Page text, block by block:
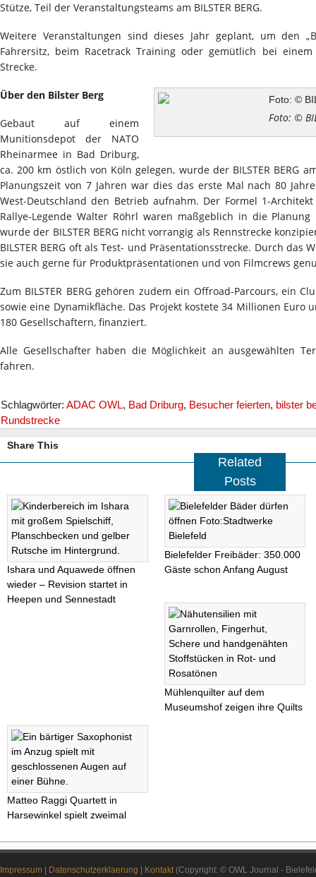
Stütze, Teil der Veranstaltungsteams am BILSTER BERG.
Weitere Veranstaltungen sind dieses Jahr geplant, um den
Fahrersitz, beim Racetrack Training oder gemütlich bei
Strecke.
Foto: ©
Über den Bilster Berg
Gebaut auf einem
Munitionsdepot der NATO
Rheinarmee in Bad Driburg,
ca. 200 km östlich von Köln gelegen, wurde der BILSTER BERG
Planungszeit von 7 Jahren war dies das erste Mal nach 80
West-Deutschland den Betrieb aufnahm. Der Formel 1-
Rallye-Legende Walter Röhrl waren maßgeblich in die
wurde der BILSTER BERG nicht vorrangig als Rennstrecke
BILSTER BERG oft als Test- und Präsentationsstrecke. Durch das
sie auch gerne für Produktpräsentationen und von Filmcrews
Zum BILSTER BERG gehören zudem ein Offroad-Parcours, ein
sowie eine Dynamikfläche. Das Projekt kostete 34 Millionen Euro
180 Gesellschaftern, finanziert.
Alle Gesellschafter haben die Möglichkeit an ausgewählten
fahren.
Schlagwörter: ADAC OWL, Bad Driburg, Besucher feierten, bilster
Rundstrecke
Share This
Related
Posts
Ishara und Aquawede öffnen
wieder – Revision startet in
Heepen und Sennestadt
Bielefelder Freibäder: 350.000
Gäste schon Anfang August
Mühlenquilter auf dem
Museumshof zeigen ihre Quilts
Matteo Raggi Quartett in
Harsewinkel spielt zweimal
Impressum Datenschutzerklaerung Kontakt(Copyright: © OWL Journal -